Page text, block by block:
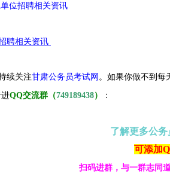
位招聘相关资讯
聘相关资讯
续关注甘肃公务员考试网 。 如果你做不到每
QQ交流群（749189438） ：
了解更多公
可添加
扫码进群，与一群志同